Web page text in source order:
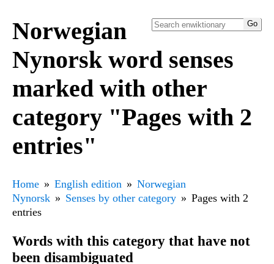
Norwegian
Nynorsk word senses
marked with other
category "Pages with 2
entries"
Home English edition
Norwegian
Nynorsk
Senses by other category
Pages with 2
entries
Words with this category that have not
been disambiguated